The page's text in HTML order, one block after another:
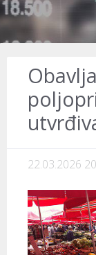
22.03.2026